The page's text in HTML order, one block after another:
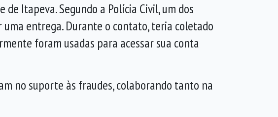
Itapeva. Segundo a Polícia Civil, um dos
entrega. Durante o contato, teria coletado
foram usadas para acessar sua conta
no suporte às fraudes, colaborando tanto na